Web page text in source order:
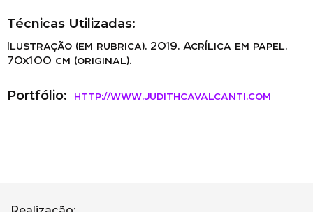
Técnicas Utilizadas:
Ilustração (em rubrica). 2019. Acrílica em papel.
70x100 cm (original).
Portfólio: http://www.judithcavalcanti.com